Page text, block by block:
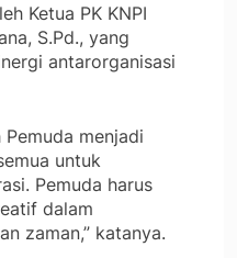
Ketua PK KNPI
S.Pd., yang
antarorganisasi
Pemuda menjadi
untuk
Pemuda harus
dalam
zaman,” katanya.